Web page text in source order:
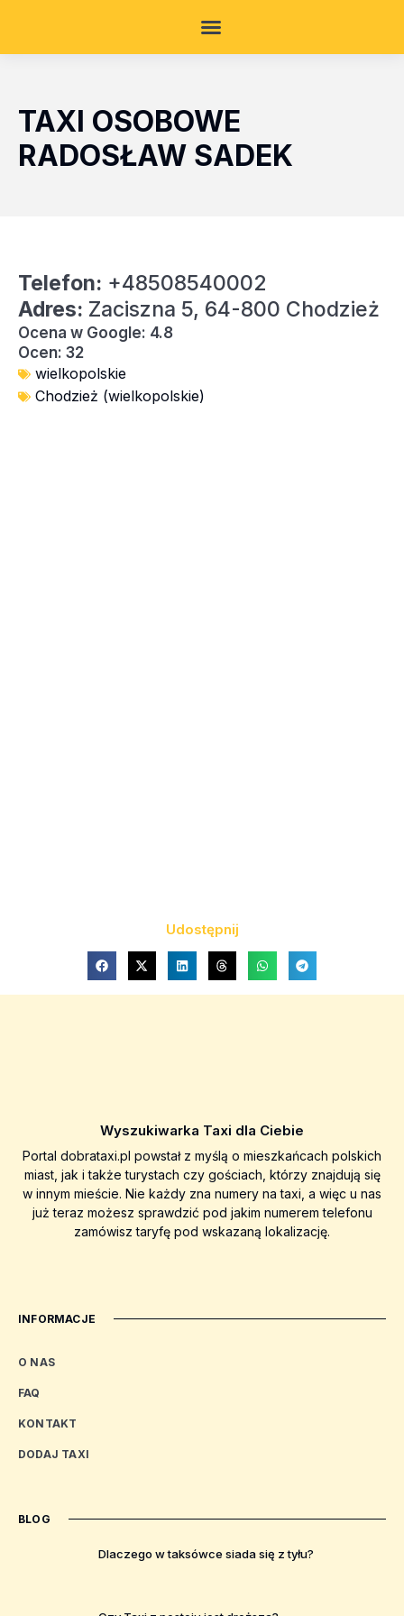
TAXI OSOBOWE
RADOSŁAW SADEK
Telefon: +48508540002
Adres: Zaciszna 5, 64-800 Chodzież
Ocena w Google: 4.8
Ocen: 32
wielkopolskie
Chodzież (wielkopolskie)
Udostępnij
Wyszukiwarka Taxi dla Ciebie
Portal dobrataxi.pl powstał z myślą o mieszkańcach polskich
miast, jak i także turystach czy gościach, którzy znajdują się
w innym mieście. Nie każdy zna numery na taxi, a więc u nas
już teraz możesz sprawdzić pod jakim numerem telefonu
zamówisz taryfę pod wskazaną lokalizację.
INFORMACJE
O NAS
FAQ
KONTAKT
DODAJ TAXI
BLOG
Dlaczego w taksówce siada się z tyłu?